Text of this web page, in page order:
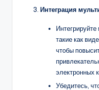
Интеграция
такие как
чтобы
электронных
Убедитесь,